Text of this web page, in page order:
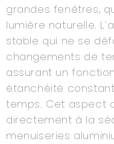
grandes fenêtres,
lumière naturelle.
stable qui ne se
changements de
assurant un
étanchéité
temps. Cet aspect
directement à la
menuiseries